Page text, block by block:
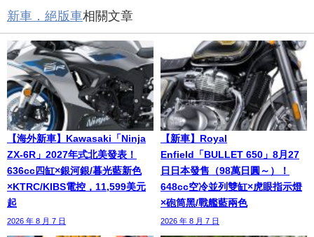
新車．絕版車相關文章
【海外新車】Kawasaki「Ninja
ZX-6R」2027年式北美發表！
636cc四缸×銀河銀/暮光藍新色
×KTRC/KIBS電控，11,599美元
起
2026 年 8 月 7 日
【新車】Royal
Enfield「BULLET 650」8月27
日日本發售（98萬日圓～）！
648cc空冷並列雙缸×虎眼指示燈
×砲筒黑/戰艦藍兩色
2026 年 8 月 7 日